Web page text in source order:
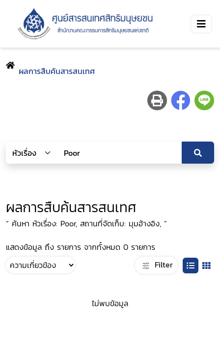
ผลการสืบค้นสารสนเทศ
ผลการสืบค้นสารสนเทศ
“ ค้นหา หัวเรื่อง: Poor, สถานที่จัดเก็บ: มุมอ้างอิง, ”
แสดงข้อมูล ถึง รายการ จากทั้งหมด 0 รายการ
Filter
ไม่พบข้อมูล